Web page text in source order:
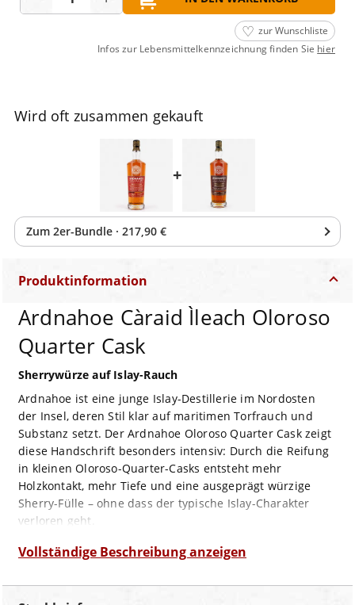
zur Wunschliste
Infos zur Lebensmittelkennzeichnung finden Sie hier
Wird oft zusammen gekauft
+
Zum 2er-Bundle · 217,90 €
Produktinformation
Ardnahoe Càraid Ìleach Oloroso
Quarter Cask
Sherrywürze auf Islay-Rauch
Ardnahoe ist eine junge Islay-Destillerie im Nordosten
der Insel, deren Stil klar auf maritimen Torfrauch und
Substanz setzt. Der Ardnahoe Oloroso Quarter Cask zeigt
diese Handschrift besonders intensiv: Durch die Reifung
in kleinen Oloroso-Quarter-Casks entsteht mehr
Holzkontakt, mehr Tiefe und eine ausgeprägt würzige
Sherry-Fülle – ohne dass der typische Islay-Charakter
verloren geht.
Geschmacksprofil
Lagerfeuerasche
Vollständige Beschreibung anzeigen